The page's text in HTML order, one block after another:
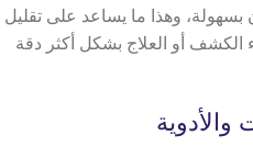
وهذا ما يساعد على تقليل
الكشف أو العلاج بشكل أكثر دقة